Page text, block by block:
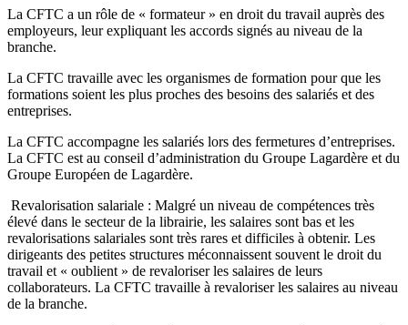
La CFTC a un rôle de « formateur » en droit du travail auprès des
employeurs, leur expliquant les accords signés au niveau de la
branche.
La CFTC travaille avec les organismes de formation pour que les
formations soient les plus proches des besoins des salariés et des
entreprises.
La CFTC accompagne les salariés lors des fermetures d’entreprises.
La CFTC est au conseil d’administration du Groupe Lagardère et du
Groupe Européen de Lagardère.
Revalorisation salariale : Malgré un niveau de compétences très
élevé dans le secteur de la librairie, les salaires sont bas et les
revalorisations salariales sont très rares et difficiles à obtenir. Les
dirigeants des petites structures méconnaissent souvent le droit du
travail et « oublient » de revaloriser les salaires de leurs
collaborateurs. La CFTC travaille à revaloriser les salaires au niveau
de la branche.